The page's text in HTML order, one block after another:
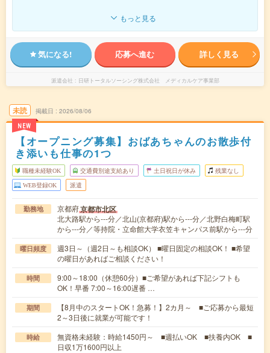
もっと見る
気になる! 応募へ進む 詳しく見る
派遣会社 日研トータルソーシング株式会社 メディカルケア事業部
未読
NEW
掲載日 2026/08/06
【オープニング募集】おばあちゃんのお散歩付
き添いも仕事の1つ
職種未経験OK 交通費別途支給あり 土日祝日が休み 残業なし
WEB登録OK 派遣
勤務地 京都府京都市北区
北大路駅から---分／北山(京都府)駅から---分／北野白梅町駅
から---分／等持院・立命館大学衣笠キャンパス前駅から---分
曜日頻度
週3日～（週2日～も相談OK） ■曜日固定の相談OK！ ■希望
の曜日があればご相談ください！
時間
9:00～18:00（休憩60分）■ご希望があれば下記シフトも
OK！早番 7:00～16:00遅番 …
期間
【8月中のスタートOK！急募！】2カ月～ ■ご応募から最短
2～3日後に就業が可能です！
時給
無資格未経験：時給1450円～ ■週払いOK ■扶養内OK ■
日収1万1600円以上